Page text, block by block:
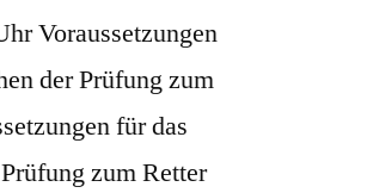
Voraussetzungen
der Prüfung zum
für das
zum Retter